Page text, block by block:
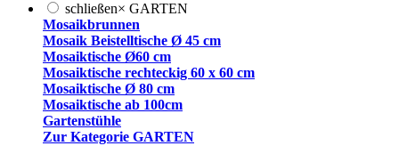
schließen× GARTEN
Mosaikbrunnen
Mosaik Beistelltische Ø 45 cm
Mosaiktische Ø60 cm
Mosaiktische rechteckig 60 x 60 cm
Mosaiktische Ø 80 cm
Mosaiktische ab 100cm
Gartenstühle
Zur Kategorie GARTEN